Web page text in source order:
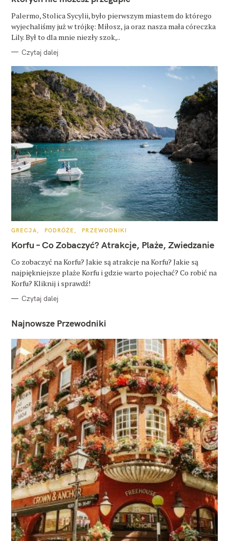
Palermo, Stolica Sycylii, było pierwszym miastem do którego
wyjechaliśmy już w trójkę: Miłosz, ja oraz nasza mała córeczka
Lily. Był to dla mnie niezły szok,..
Czytaj dalej
K
T
E
O
R
I
GRECJA PODRÓŻE PRZEWODNIKI
Korfu – Co Zobaczyć? Atrakcje, Plaże, Zwiedzanie
Co zobaczyć na Korfu? Jakie są atrakcje na Korfu? Jakie są
najpiękniejsze plaże Korfu i gdzie warto pojechać? Co robić na
Korfu? Kliknij i sprawdź!
Czytaj dalej
Najnowsze Przewodniki